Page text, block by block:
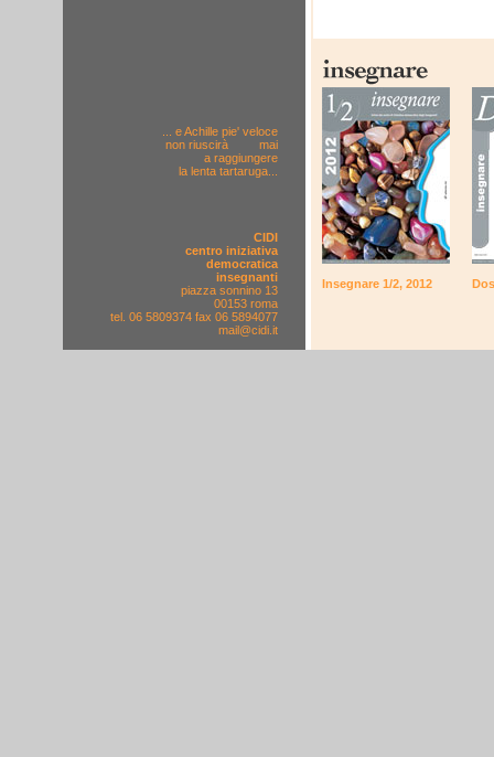
Insegnare 1/2, 2012
... e Achille pie' veloce
non riuscirà
mai
a raggiungere
la lenta tartaruga...
CIDI
centro iniziativa
democratica
insegnanti
piazza sonnino 13
00153 roma
tel. 06 5809374 fax 06 5894077
mail@cidi.it